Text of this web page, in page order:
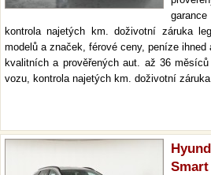
kontrola najetých km. doživotní záruka
modelů a značek, férové ceny, peníze
kvalitních a prověřených aut. až 36
vozu, kontrola najetých km. doživotní
Smart